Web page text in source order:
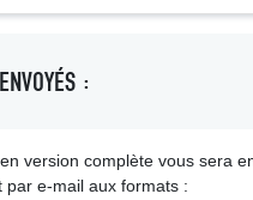
:
version complète vous sera
par e-mail aux formats :